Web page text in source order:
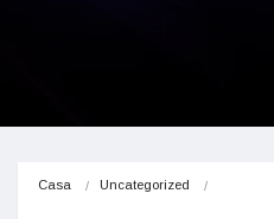
Casa Uncategorized